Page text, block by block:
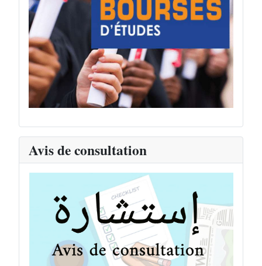
Avis de consultation